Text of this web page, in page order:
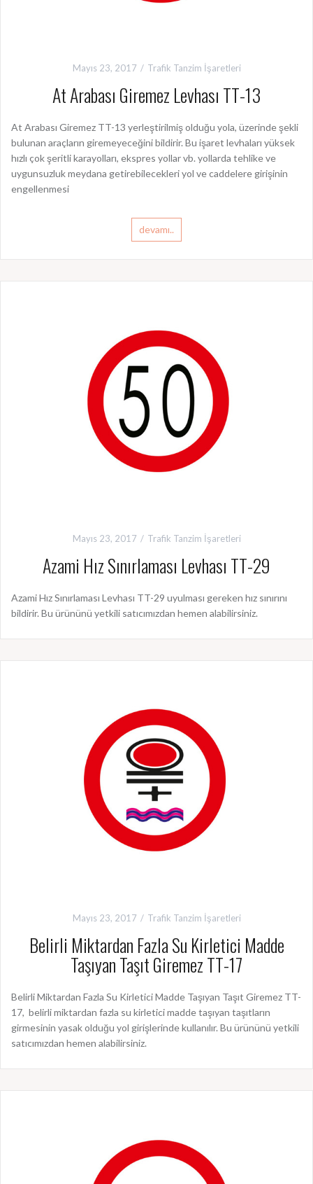
Mayıs 23, 2017 Trafik Tanzim İşaretleri
At Arabası Giremez Levhası TT-13
At Arabası Giremez TT-13 yerleştirilmiş olduğu yola, üzerinde şekli
bulunan araçların giremeyeceğini bildirir. Bu işaret levhaları yüksek
hızlı çok şeritli karayolları, ekspres yollar vb. yollarda tehlike ve
uygunsuzluk meydana getirebilecekleri yol ve caddelere girişinin
engellenmesi
devamı..
Mayıs 23, 2017 Trafik Tanzim İşaretleri
Azami Hız Sınırlaması Levhası TT-29
Azami Hız Sınırlaması Levhası TT-29 uyulması gereken hız sınırını
bildirir. Bu ürününü yetkili satıcımızdan hemen alabilirsiniz.
Mayıs 23, 2017 Trafik Tanzim İşaretleri
Belirli Miktardan Fazla Su Kirletici Madde
Taşıyan Taşıt Giremez TT-17
Belirli Miktardan Fazla Su Kirletici Madde Taşıyan Taşıt Giremez TT-
17, belirli miktardan fazla su kirletici madde taşıyan taşıtların
girmesinin yasak olduğu yol girişlerinde kullanılır. Bu ürününü yetkili
satıcımızdan hemen alabilirsiniz.